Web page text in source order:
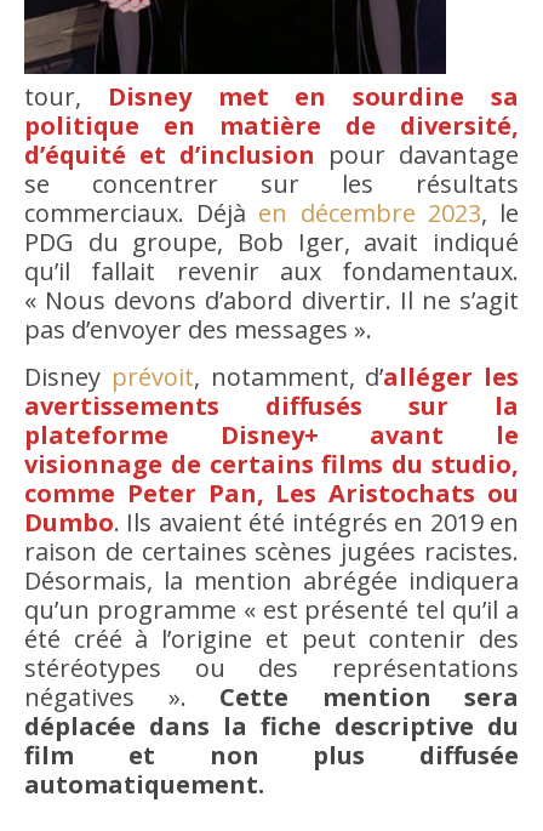
tour, Disney met en sourdine sa
politique en matière de diversité,
d’équité et d’inclusion pour davantage
se concentrer sur les résultats
commerciaux. Déjà en décembre 2023, le
PDG du groupe, Bob Iger, avait indiqué
qu’il fallait revenir aux fondamentaux.
« Nous devons d’abord divertir. Il ne s’agit
pas d’envoyer des messages ».
Disney prévoit, notamment, d’alléger les
avertissements diffusés sur la
plateforme Disney+ avant le
visionnage de certains films du studio,
comme Peter Pan, Les Aristochats ou
Dumbo. Ils avaient été intégrés en 2019 en
raison de certaines scènes jugées racistes.
Désormais, la mention abrégée indiquera
qu’un programme « est présenté tel qu’il a
été créé à l’origine et peut contenir des
stéréotypes ou des représentations
négatives ». Cette mention sera
déplacée dans la fiche descriptive du
film et non plus diffusée
automatiquement.